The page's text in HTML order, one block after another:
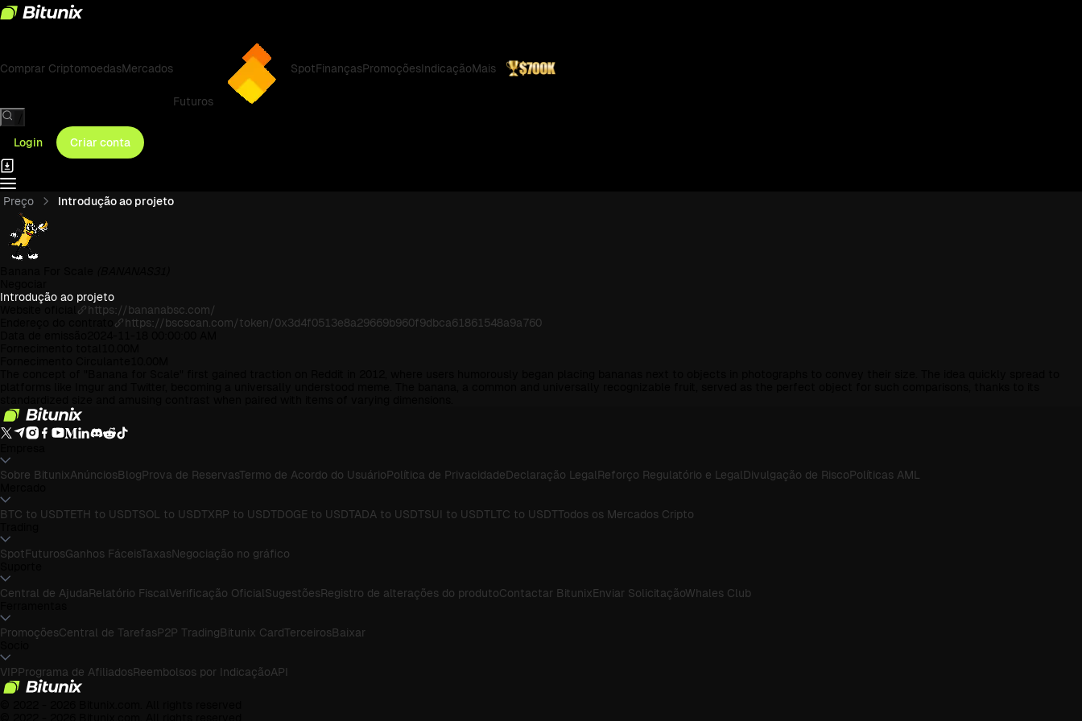
Comprar CriptomoedasMercados
Futuros
SpotFinançasPromoçõesIndicaçãoMais
Login
Criar conta
Preço Introdução ao projeto
Introdução ao projeto
https://bananabsc.com/
https://bscscan.com/token/0x3d4f0513e8a29669b960f9dbca61861548a9a760
Sobre BitunixAnúnciosBlogProva de ReservasTermo de Acordo do UsuárioPolítica de PrivacidadeDeclaração LegalReforço Regulatório e LegalDivulgação de RiscoPolíticas AML
BTC to USDTETH to USDTSOL to USDTXRP to USDTDOGE to USDTADA to USDTSUI to USDTLTC to USDTTodos os Mercados Cripto
SpotFuturosGanhos FáceisTaxasNegociação no gráfico
Central de AjudaRelatório FiscalVerificação OficialSugestõesRegistro de alterações do produtoContactar BitunixEnviar SolicitaçãoWhales Club
PromoçõesCentral de TarefasP2P TradingBitunix CardTerceirosBaixar
VIPPrograma de AfiliadosReembolsos por IndicaçãoAPI